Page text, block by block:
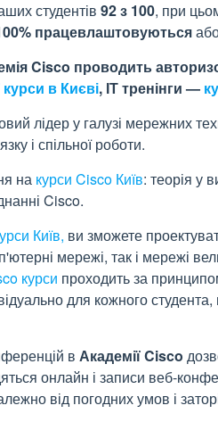
студентів 92 з 100, при
працевлаштовуються
Cisco проводить
в Києві, ІТ тренінги —
лідер у галузі мережних
і спільної роботи.
на курси Cisco Київ: теорія у
Cisco.
Київ, ви зможете
мережі, так і мережі
курси проходить за
для кожного
в Академії Cisco
онлайн і записи веб-
від погодних умов і